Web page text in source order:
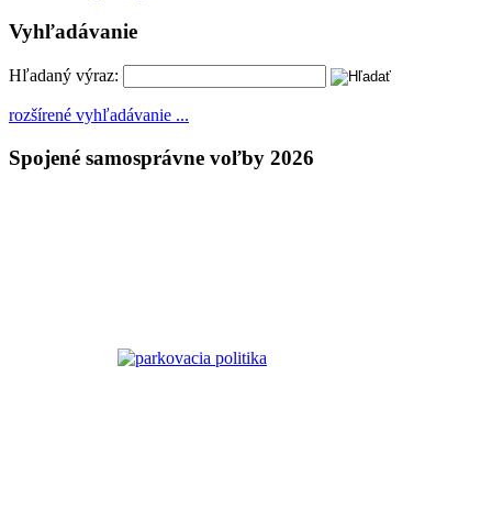
Vyhľadávanie
Hľadaný výraz:
rozšírené vyhľadávanie ...
Spojené samosprávne voľby 2026